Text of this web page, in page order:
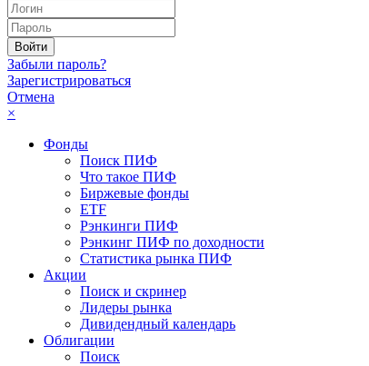
Забыли пароль?
Зарегистрироваться
Отмена
×
Фонды
Поиск ПИФ
Что такое ПИФ
Биржевые фонды
ETF
Рэнкинги ПИФ
Рэнкинг ПИФ по доходности
Статистика рынка ПИФ
Акции
Поиск и скринер
Лидеры рынка
Дивидендный календарь
Облигации
Поиск